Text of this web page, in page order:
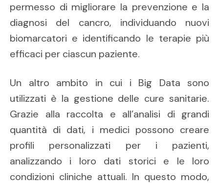
permesso di migliorare la prevenzione e la
diagnosi del cancro, individuando nuovi
biomarcatori e identificando le terapie più
efficaci per ciascun paziente.
Un altro ambito in cui i Big Data sono
utilizzati è la gestione delle cure sanitarie.
Grazie alla raccolta e all’analisi di grandi
quantità di dati, i medici possono creare
profili personalizzati per i pazienti,
analizzando i loro dati storici e le loro
condizioni cliniche attuali. In questo modo,